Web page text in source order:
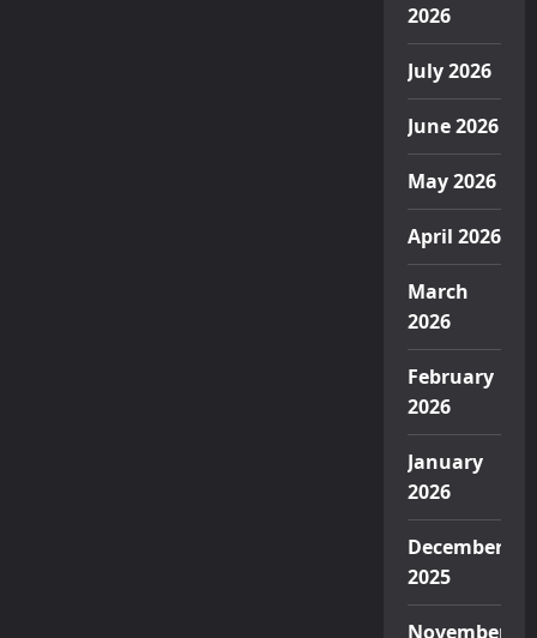
2026
July 2026
June 2026
May 2026
April 2026
March
2026
February
2026
January
2026
December
2025
November